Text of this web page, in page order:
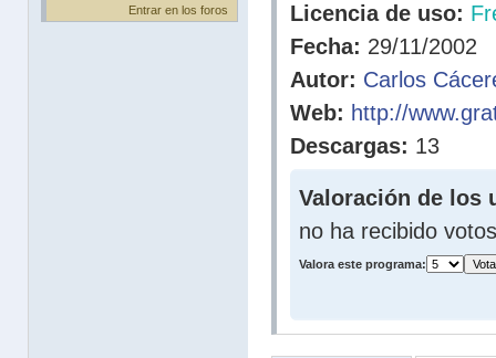
Entrar en los foros
Licencia de uso:
Fecha: 29/11/2002
Autor: Carlos
Web: http://
Descargas: 13
Valoración de los
no ha recibido votos
Valora este programa: